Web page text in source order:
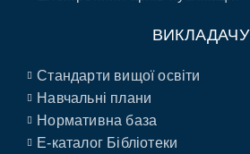
ВИКЛАДАЧУ
Стандарти вищої освіти
Навчальні плани
Нормативна база
E-каталог Бібліотеки